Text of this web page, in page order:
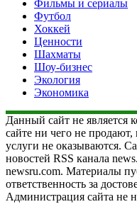
Фильмы и сериалы
Футбол
Хоккей
Ценности
Шахматы
Шоу-бизнес
Экология
Экономика
Данный сайт не является
сайте ни чего не
услуги не оказываются.
новостей RSS канала
newsru.com. Материалы
ответственность за
Администрация сайта не